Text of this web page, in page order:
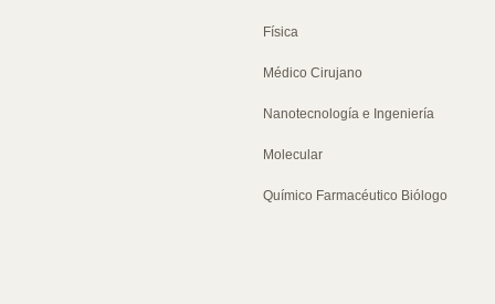
Física
Médico Cirujano
Nanotecnología e Ingeniería
Molecular
Químico Farmacéutico Biólogo